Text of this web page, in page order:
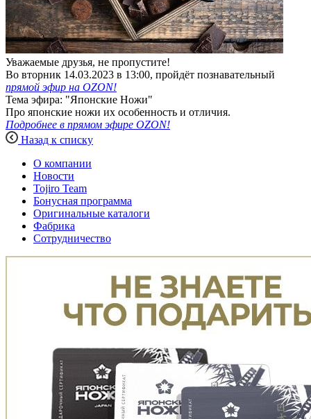
Уважаемые друзья, не пропустите!
Во вторник 14.03.2023 в 13:00, пройдёт познавательный
прямой эфир на OZON!
Тема эфира: "Японские Ножи"
Про японские ножи их особенность и отличия.
Подробнее в прямом эфире OZON!
Назад к списку
О компании
Новости
Tojiro Team
Бонусная программа
Оригинальные каталоги
Фабрика
Сотрудничество